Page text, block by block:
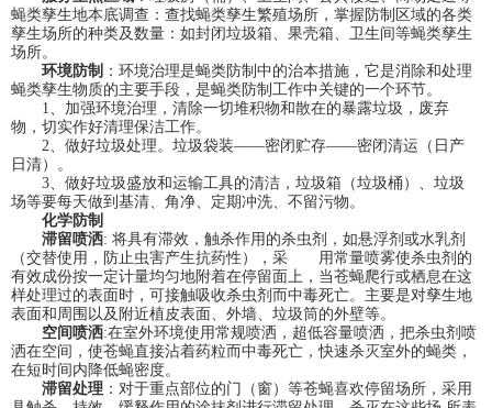
蝇类孳生地本底调查：查找蝇类孳生繁殖场所，掌握防制区域的各类
孳生场所的种类及数量：如封闭垃圾箱、果壳箱、卫生间等蝇类孳生
场所。
环境防制 ：环境治理是蝇类防制中的治本措施，它是消除和处理
蝇类孳生物质的主要手段，是蝇类防制工作中关键的一个环节。
1、加强环境治理，清除一切堆积物和散在的暴露垃圾，废弃
物，切实作好清理保洁工作。
2、做好垃圾处理。垃圾袋装——密闭贮存——密闭清运（日产
日清）。
3、做好垃圾盛放和运输工具的清洁，垃圾箱（垃圾桶）、垃圾
场等要每天做到基清、角净、定期冲洗、不留污物。
化学防制
滞留喷洒: 将具有滞效，触杀作用的杀虫剂，如悬浮剂或水乳剂
（交替使用，防止虫害产生抗药性），采 用常量喷雾使杀虫剂的
有效成份按一定计量均匀地附着在停留面上，当苍蝇爬行或栖息在这
样处理过的表面时，可接触吸收杀虫剂而中毒死亡。主要是对孳生地
表面和周围以及附近植皮表面、外墙、垃圾筒的外壁等。
空间喷洒:在室外环境使用常规喷洒，超低容量喷洒，把杀虫剂喷
洒在空间，使苍蝇直接沾着药粒而中毒死亡，快速杀灭室外的蝇类，
在短时间内降低蝇密度。
滞留处理 ：对于重点部位的门（窗）等苍蝇喜欢停留场所，采用